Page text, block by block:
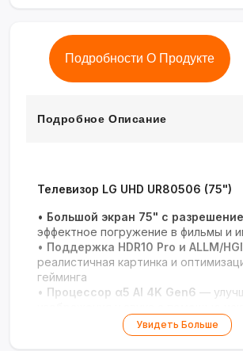
Подробности О Продукте
Подробное Описание
Телевизор LG UHD UR80506 (75")
• Большой экран 75" с
эффектное погружение в фильмы и
• Поддержка HDR10 Pro и ALLM/
реалистичная картинка и
гейминга
• Процессор α5 AI 4K Gen6 —
Операционная система webOS
Увидеть Больше